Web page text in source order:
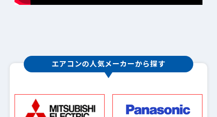
エアコンの人気メーカーから探す